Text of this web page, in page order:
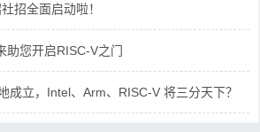
招全面启动啦！
助您开启RISC-V之门
成立，Intel、Arm、RISC-V 将三分天下？